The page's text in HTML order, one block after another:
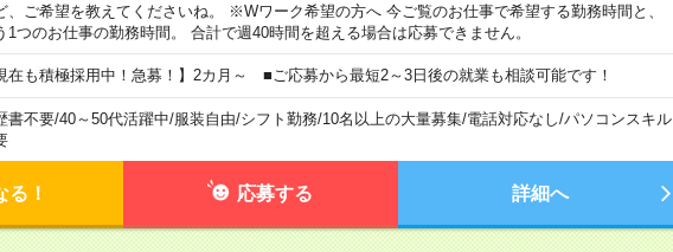
、ご希望を教えてくださいね。 ※Wワーク希望の方へ 今ご覧のお仕事で希望する勤務時間と、
1つのお仕事の勤務時間。 合計で週40時間を超える場合は応募できません。
在も積極採用中！急募！】2カ月～ ■ご応募から最短2～3日後の就業も相談可能です！
書不要/40～50代活躍中/服装自由/シフト勤務/10名以上の大量募集/電話対応なし/パソコンスキル
る！ 応募する 詳細へ